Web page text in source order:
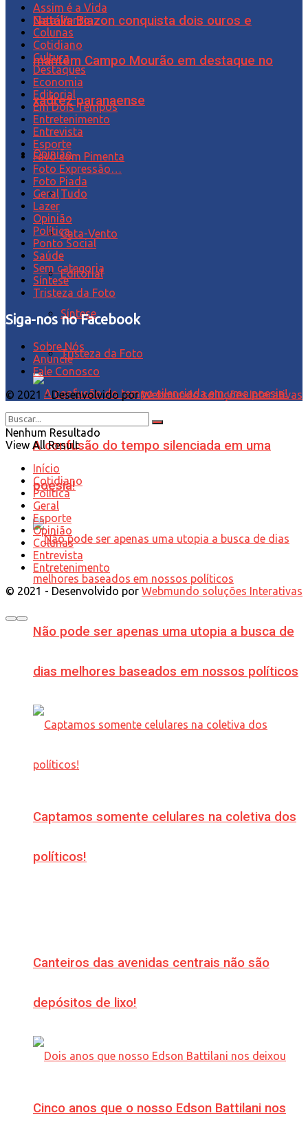
Natália Biazon conquista dois ouros e
mantém Campo Mourão em destaque no
xadrez paranaense
Opinião
Tudo
Cata-Vento
Editorial
Síntese
Tristeza da Foto
A confusão do tempo silenciada em uma
poesia!
Não pode ser apenas uma utopia a busca de
dias melhores baseados em nossos políticos
Captamos somente celulares na coletiva dos
políticos!
Canteiros das avenidas centrais não são
depósitos de lixo!
Cinco anos que o nosso Edson Battilani nos
Assim é a Vida
Cata-Vento
Colunas
Cotidiano
Cultura
Destaques
Economia
Editorial
Em Dois Tempos
Entretenimento
Entrevista
Esporte
Favo com Pimenta
Foto Expressão…
Foto Piada
Geral
Lazer
Opinião
Política
Ponto Social
Saúde
Sem categoria
Síntese
Tristeza da Foto
Siga-nos no Facebook
Sobre Nós
Anuncie
Fale Conosco
© 2021 - Desenvolvido porWebmundo soluções Interativas
Nenhum Resultado
View All Result
Início
Cotidiano
Política
Geral
Esporte
Opinião
Colunas
Entrevista
Entretenimento
© 2021 - Desenvolvido por Webmundo soluções Interativas